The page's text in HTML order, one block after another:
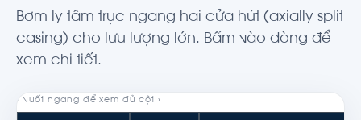
Bơm ly tâm trục ngang hai cửa hút (axially split
casing) cho lưu lượng lớn. Bấm vào dòng để
xem chi tiết.